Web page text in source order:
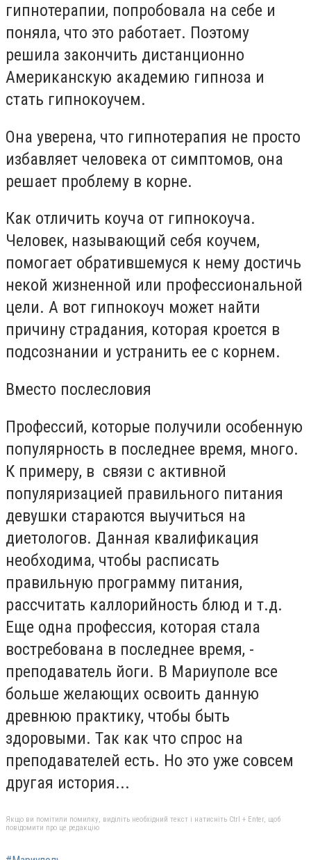
гипнотерапии, попробовала на себе и
поняла, что это работает. Поэтому
решила закончить дистанционно
Американскую академию гипноза и
стать гипнокоучем.
Она уверена, что гипнотерапия не просто
избавляет человека от симптомов, она
решает проблему в корне.
Как отличить коуча от гипнокоуча.
Человек, называющий себя коучем,
помогает обратившемуся к нему достичь
некой жизненной или профессиональной
цели. А вот гипнокоуч может найти
причину страдания, которая кроется в
подсознании и устранить ее с корнем.
Вместо послесловия
Профессий, которые получили особенную
популярность в последнее время, много.
К примеру, в связи с активной
популяризацией правильного питания
девушки стараются выучиться на
диетологов. Данная квалификация
необходима, чтобы расписать
правильную программу питания,
рассчитать каллорийность блюд и т.д.
Еще одна профессия, которая стала
востребована в последнее время, -
преподаватель йоги. В Мариуполе все
больше желающих освоить данную
древнюю практику, чтобы быть
здоровыми. Так как что спрос на
преподавателей есть. Но это уже совсем
другая история...
Якщо ви помітили помилку, виділіть необхідний текст і натисніть Ctrl + Enter, щоб
повідомити про це редакцію